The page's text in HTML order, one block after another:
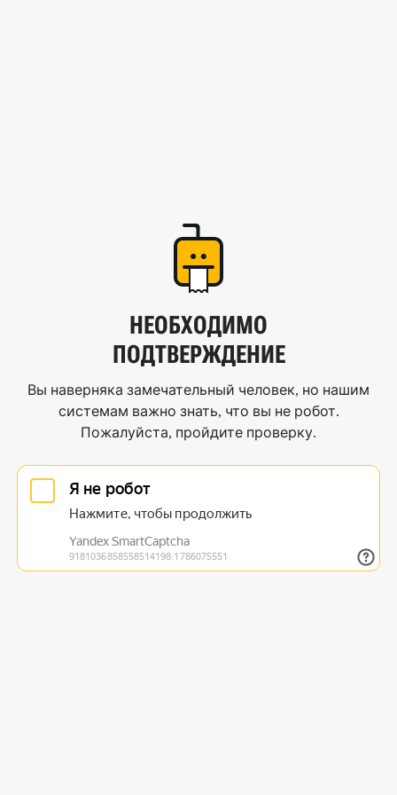
НЕОБХОДИМО
ПОДТВЕРЖДЕНИЕ
Вы наверняка замечательный человек, но нашим
системам важно знать, что вы не робот.
Пожалуйста, пройдите проверку.